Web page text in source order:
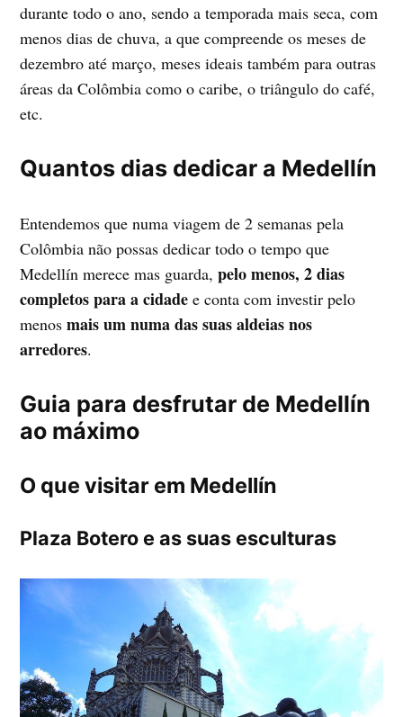
durante todo o ano, sendo a temporada mais seca, com
menos dias de chuva, a que compreende os meses de
dezembro até março, meses ideais também para outras
áreas da Colômbia como o caribe, o triângulo do café,
etc.
Quantos dias dedicar a Medellín
Entendemos que numa viagem de 2 semanas pela
Colômbia não possas dedicar todo o tempo que
Medellín merece mas guarda,pelo menos, 2 dias
completos para a cidade e conta com investir pelo
menosmais um numa das suas aldeias nos
arredores.
Guia para desfrutar de Medellín
ao máximo
O que visitar em Medellín
Plaza Botero e as suas esculturas